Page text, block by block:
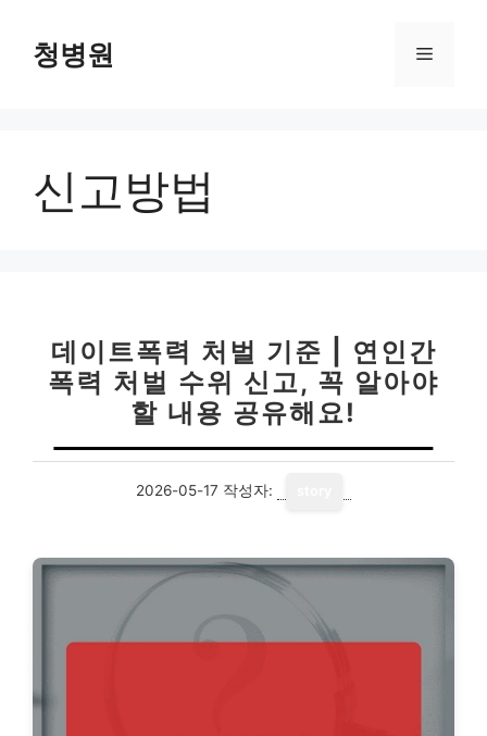
청병원 메
신고방법
데이트폭력 처벌 기준 | 연인간
폭력 처벌 수위 신고, 꼭 알아야
할 내용 공유해요!
2026-05-17 작성자: